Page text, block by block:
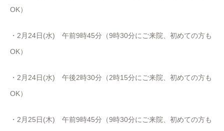
OK）
・2月24日(水) 午前9時45分（9時30分にご来院、初めての方も
OK）
・2月24日(水) 午後2時30分（2時15分にご来院、初めての方も
OK）
・2月25日(木) 午前9時45分（9時30分にご来院、初めての方も